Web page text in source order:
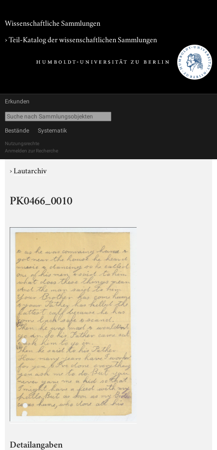
Wissenschaftliche Sammlungen
› Teil-Katalog der wissenschaftlichen Sammlungen
Erkunden
Bestände Systematik
Nutzungsrechte
Anmelden zur Recherche
›Lautarchiv
PK0466_0010
Detailangaben